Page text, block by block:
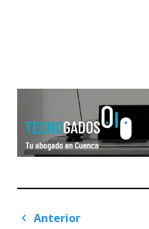
Navegación
Anterior